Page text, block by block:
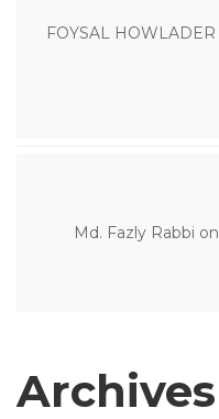
FOYSAL HOWLADER
Md. Fazly Rabbi on
Archives